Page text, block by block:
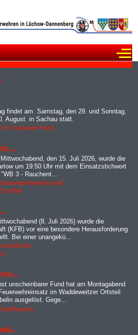
findet am Samstag, den 29. und Sonntag,
August in Sachau statt.
...
den 15. Juli 2026, wurde die
um 19:50 Uhr mit dem Einsatzstichwort
"WB 3 - Rauchent...
(8. Juli 2026) wurde die
(KFB) vor eine besondere Herausforderung
Bei einer unangekü...
unscheinbarer Fund hat am Montagabend
im Waddeweitzer Ortsteil
ausgelöst. Gege...